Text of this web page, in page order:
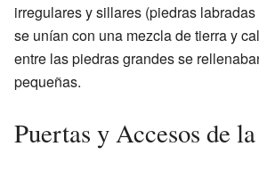
irregulares y sillares (piedras
se unían con una mezcla de tierra y
entre las piedras grandes se
pequeñas.
Puertas y Accesos de